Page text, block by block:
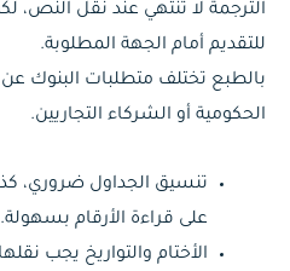
الترجمة لا تنتهي عند نقل النص،
للتقديم أمام الجهة المطلوبة.
بالطبع تختلف متطلبات البنوك
الحكومية أو الشركاء التجاريين.
تنسيق الجداول ضروري،
على قراءة الأرقام بسهولة.
الأختام والتواريخ يجب